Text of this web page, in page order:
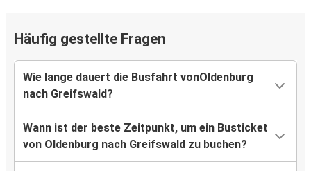
Häufig gestellte Fragen
Wie lange dauert die Busfahrt vonOldenburg
nach Greifswald?
Wann ist der beste Zeitpunkt, um ein Busticket
von Oldenburg nach Greifswald zu buchen?